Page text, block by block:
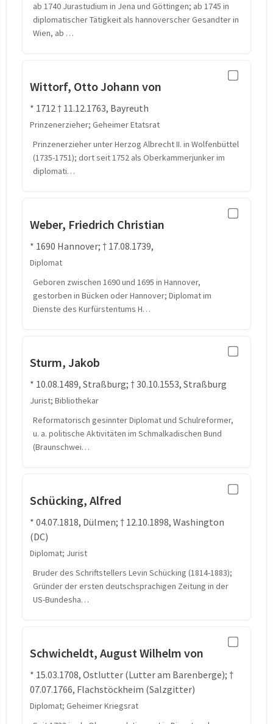
ab 1740 Jurastudium in Jena und Göttingen; ab 1745 in
diplomatischer Tätigkeit als hannoverscher Gesandter in
Wien, ab …
Wittorf, Otto Johann von
* 1712 † 11.12.1763, Bayreuth
Prinzenerzieher; Geheimer Etatsrat
Prinzenerzieher unter Herzog Albrecht II. in Wolfenbüttel
(1735-1751); dort seit 1752 als Oberkammerjunker im
diplomati…
Weber, Friedrich Christian
* 1690 Hannover; † 17.08.1739,
Diplomat
Geboren zwischen 1690 und 1695 in Hannover,
gestorben in Bücken oder Hannover; Diplomat im
Dienste des Kurfürstentums H…
Sturm, Jakob
* 10.08.1489, Straßburg; † 30.10.1553, Straßburg
Jurist; Bibliothekar
Reformatorisch gesinnter Diplomat und Schulreformer,
u. a. politische Aktivitäten im Schmalkadischen Bund
(Braunschwei…
Schücking, Alfred
* 04.07.1818, Dülmen; † 12.10.1898, Washington
(DC)
Diplomat; Jurist
Bruder des Schriftstellers Levin Schücking (1814-1883);
Gründer der ersten deutschsprachigen Zeitung in der
US-Bundesha…
Schwicheldt, August Wilhelm von
* 15.03.1708, Ostlutter (Lutter am Barenberge); †
07.07.1766, Flachstöckheim (Salzgitter)
Diplomat; Geheimer Kriegsrat